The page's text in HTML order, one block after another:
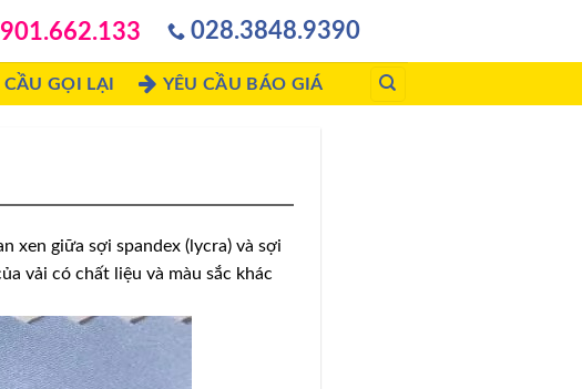
028.3848.9390
CẦU GỌI LẠI YÊU CẦU BÁO GIÁ
xen giữa sợi spandex (lycra) và sợi
vải có chất liệu và màu sắc khác